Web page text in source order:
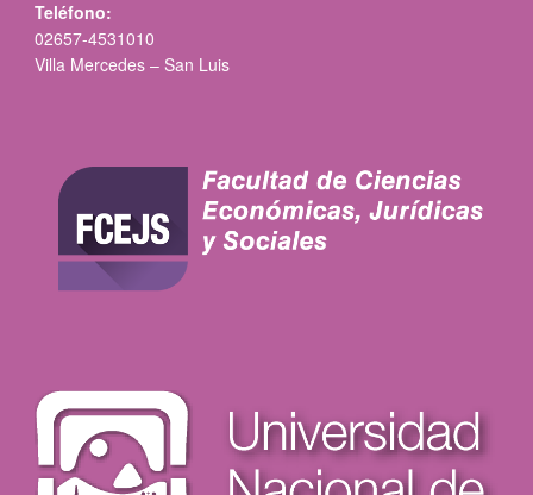
Teléfono:
02657-4531010
Villa Mercedes – San Luis